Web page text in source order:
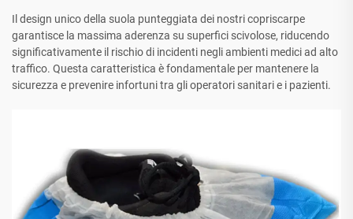
Il design unico della suola punteggiata dei nostri copriscarpe
garantisce la massima aderenza su superfici scivolose, riducendo
significativamente il rischio di incidenti negli ambienti medici ad alto
traffico. Questa caratteristica è fondamentale per mantenere la
sicurezza e prevenire infortuni tra gli operatori sanitari e i pazienti.